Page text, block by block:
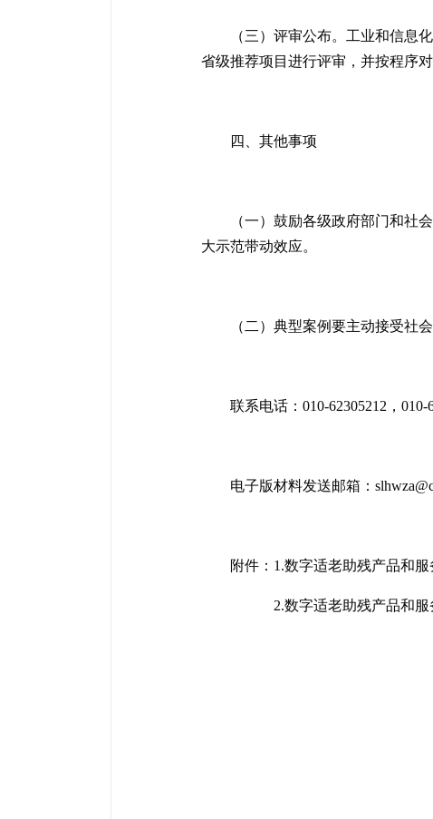
（三）评审公布。工业和信息
省级推荐项目进行评审，并按程序
四、其他事项
（一）鼓励各级政府部门和社
大示范带动效应。
（二）典型案例要主动接受社
联系电话：010-62305212，010-
电子版材料发送邮箱：
附件：1.数字适老助残产品和
2.数字适老助残产品和服